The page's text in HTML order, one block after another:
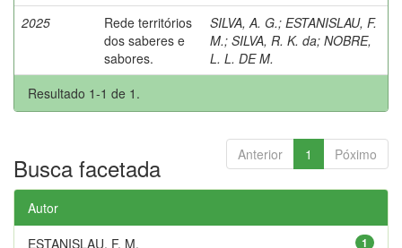
2025
Rede territórios
dos saberes e
sabores.
SILVA, A. G.; ESTANISLAU, F.
M.; SILVA, R. K. da; NOBRE,
L. L. DE M.
Resultado 1-1 de 1.
Anterior 1 Póximo
Busca facetada
Autor
1
ESTANISLAU, F. M.